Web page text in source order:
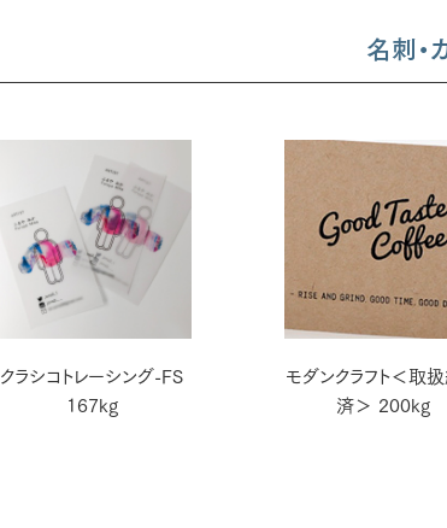
名刺・
クラシコトレーシング-FS
167kg
モダンクラフト＜取
済＞ 200kg